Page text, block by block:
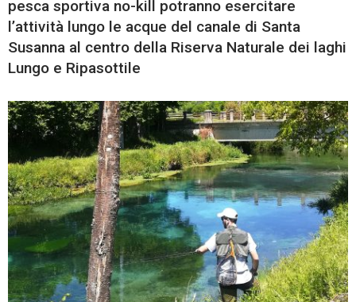
pesca sportiva no-kill potranno esercitare
l’attività lungo le acque del canale di Santa
Susanna al centro della Riserva Naturale dei laghi
Lungo e Ripasottile